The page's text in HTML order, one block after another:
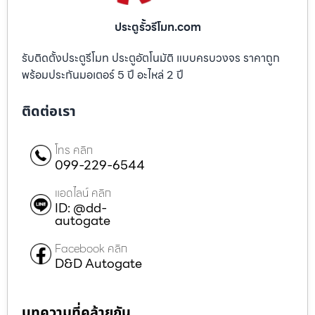
ประตูรั้วรีโมท.com
รับติดตั้งประตูรีโมท ประตูอัตโนมัติ แบบครบวงจร ราคาถูก
พร้อมประกันมอเตอร์ 5 ปี อะไหล่ 2 ปี
ติดต่อเรา
โทร คลิก
099-229-6544
แอดไลน์ คลิก
ID: @dd-
autogate
Facebook คลิก
D&D Autogate